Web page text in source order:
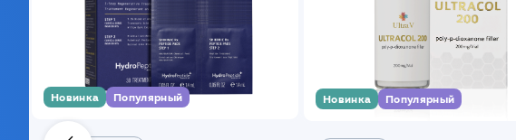
Новинка Популярный Новинка Популярный